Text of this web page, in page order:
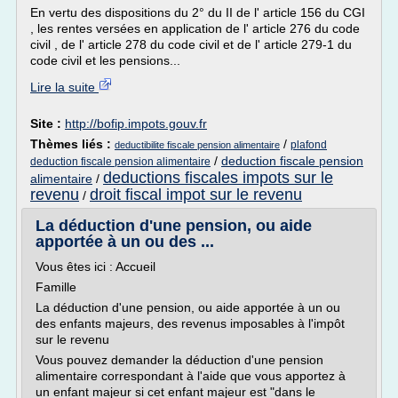
En vertu des dispositions du 2° du II de l' article 156 du CGI
, les rentes versées en application de l' article 276 du code
civil , de l' article 278 du code civil et de l' article 279-1 du
code civil et les pensions...
Lire la suite
Site : http://bofip.impots.gouv.fr
Thèmes liés : deductibilite fiscale pension alimentaire / plafond
deduction fiscale pension alimentaire / deduction fiscale pension
alimentaire / deductions fiscales impots sur le
revenu / droit fiscal impot sur le revenu
La déduction d'une pension, ou aide
apportée à un ou des ...
Vous êtes ici : Accueil
Famille
La déduction d'une pension, ou aide apportée à un ou
des enfants majeurs, des revenus imposables à l'impôt
sur le revenu
Vous pouvez demander la déduction d'une pension
alimentaire correspondant à l'aide que vous apportez à
un enfant majeur si cet enfant majeur est "dans le